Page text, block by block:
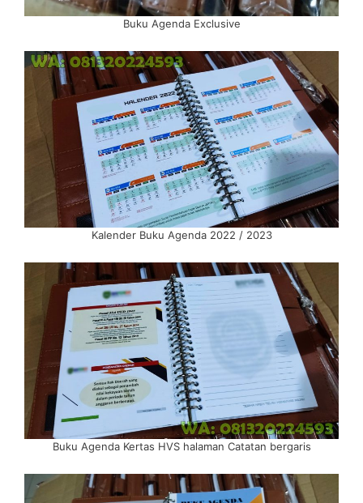
Buku Agenda Exclusive
Kalender Buku Agenda 2022 / 2023
Buku Agenda Kertas HVS halaman Catatan bergaris